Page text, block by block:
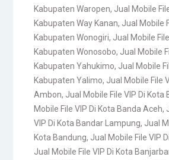
Kabupaten Waropen, Jual Mobile
Kabupaten Way Kanan, Jual Mobile
Kabupaten Wonogiri, Jual Mobile
Kabupaten Wonosobo, Jual Mobile
Kabupaten Yahukimo, Jual Mobile
Kabupaten Yalimo, Jual Mobile File
Ambon, Jual Mobile File VIP Di Kota
Mobile File VIP Di Kota Banda Aceh,
VIP Di Kota Bandar Lampung, Jual
Kota Bandung, Jual Mobile File VIP
Jual Mobile File VIP Di Kota